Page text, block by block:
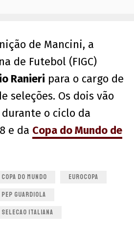
de Mancini, a
de Futebol (FIGC)
Ranieri para o cargo de
seleções. Os dois vão
o ciclo da
e da Copa do Mundo de
COPA DO MUNDO EUROCOPA
PEP GUARDIOLA
SELECAO ITALIANA